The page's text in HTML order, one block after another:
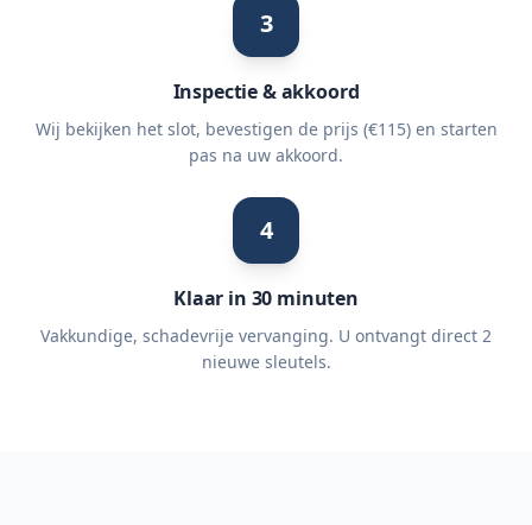
3
Inspectie & akkoord
Wij bekijken het slot, bevestigen de prijs (€115) en starten
pas na uw akkoord.
4
Klaar in 30 minuten
Vakkundige, schadevrije vervanging. U ontvangt direct 2
nieuwe sleutels.